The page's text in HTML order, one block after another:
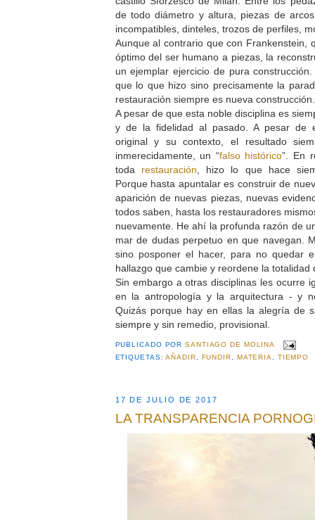
de todo diámetro y altura, piezas de
incompatibles, dinteles, trozos de perfiles,
Aunque al contrario que con Frankenstein,
óptimo del ser humano a piezas, la
un ejemplar ejercicio de pura
que lo que hizo sino precisamente la
restauración siempre es nueva
A pesar de que esta noble disciplina es
y de la fidelidad al pasado. A pesar de
original y su contexto, el resultado
inmerecidamente, un “falso histórico”. En
toda restauración , hizo lo que hace
Porque hasta apuntalar es construir de
aparición de nuevas piezas, nuevas
todos saben, hasta los restauradores
nuevamente. He ahí la profunda razón de
mar de dudas perpetuo en que navegan.
sino posponer el hacer, para no quedar
hallazgo que cambie y reordene la
Sin embargo a otras disciplinas les ocurre
en la antropología y la arquitectura - y
Quizás porque hay en ellas la alegría de
siempre y sin remedio, provisional.
PUBLICADO PORSANTIAGO DE MOLINA
ETIQUETAS:AÑADIR, FUNDIR, MATERIA, TIEMPO
17 DE JULIO DE 2017
LA TRANSPARENCIA